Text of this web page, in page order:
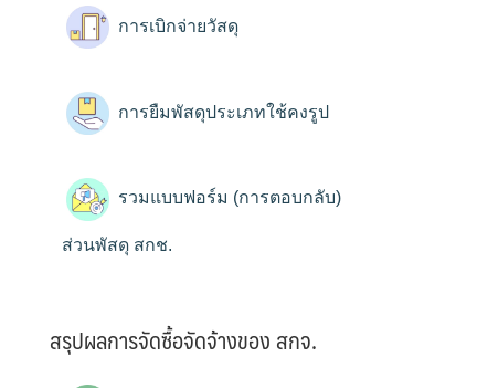
การเบิกจ่ายวัสดุ
การยืมพัสดุประเภทใช้คงรูป
รวมแบบฟอร์ม (การตอบกลับ)
ส่วนพัสดุ สกช.
สรุปผลการจัดซื้อจัดจ้างของ สกจ.